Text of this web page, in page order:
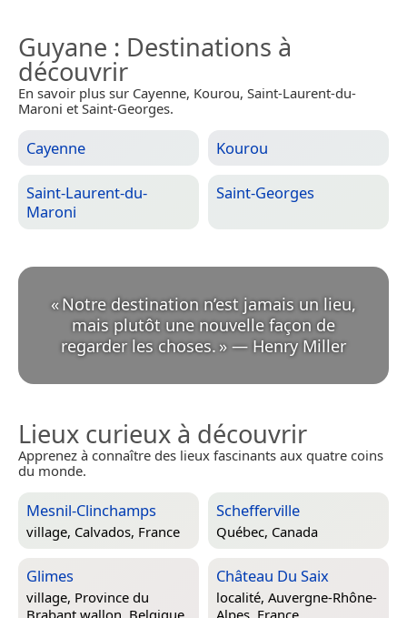
Guyane : Destinations à
découvrir
En savoir plus sur Cayenne, Kourou, Saint-Laurent-du-
Maroni et Saint-Georges.
Cayenne Kourou
Saint-Laurent-du-
Maroni
Saint-Georges
«Notre destination n’est jamais un lieu,
mais plutôt une nouvelle façon de
regarder les choses. » — Henry Miller
Lieux curieux à découvrir
Apprenez à connaître des lieux fascinants aux quatre coins
du monde.
Mesnil-Clinchamps
village, Calvados, France
Schefferville
Québec, Canada
Glimes
village, Province du
Brabant wallon, Belgique
Château Du Saix
localité, Auvergne-Rhône-
Alpes, France